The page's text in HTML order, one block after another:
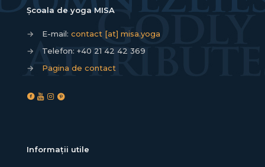
Școala de yoga MISA
→ E-mail: contact [at] misa.yoga
→
Telefon: +40 21 42 42 369
→
Pagina de contact
Informații utile